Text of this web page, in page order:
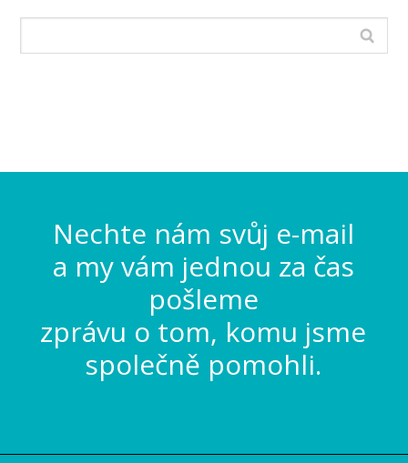
Nechte nám svůj e-mail
a my vám jednou za čas
pošleme
zprávu o tom, komu jsme
společně pomohli.